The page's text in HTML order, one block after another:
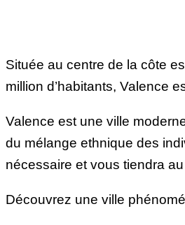
Située au centre de la côte
million d’habitants, Valence
Valence est une ville
du mélange ethnique des
nécessaire et vous tiendra
Découvrez une ville